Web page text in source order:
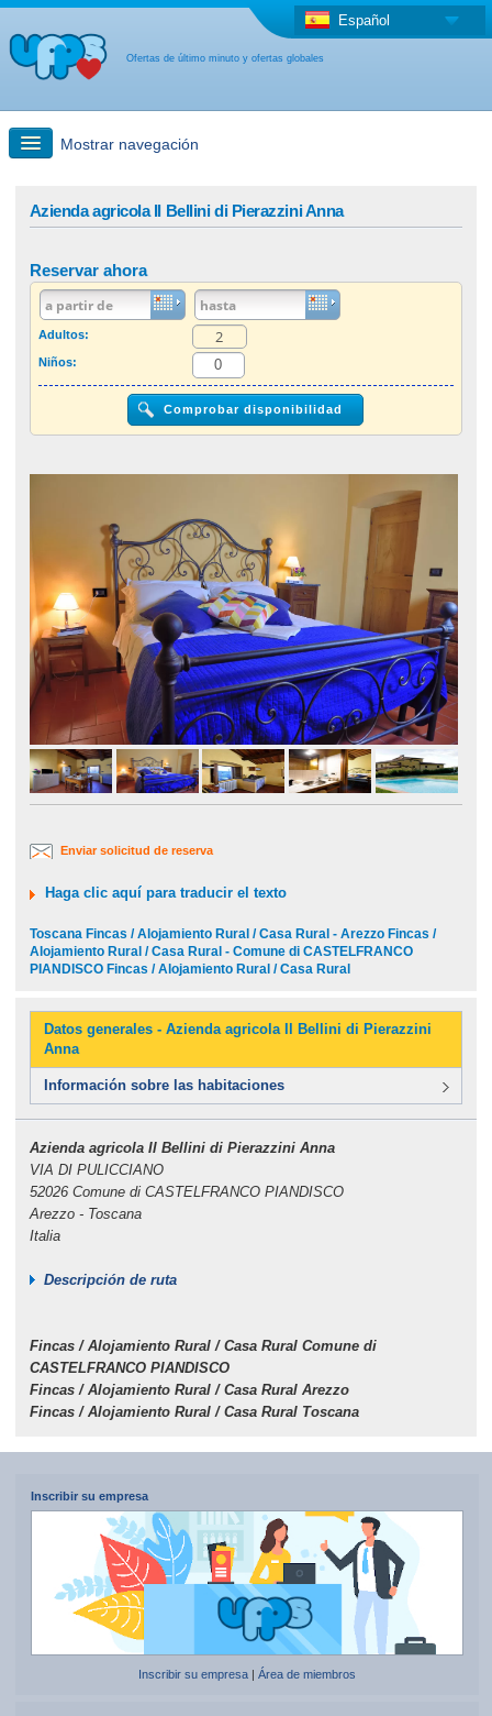
Ofertas de último minuto y ofertas globales
Español
Mostrar navegación
Oferta de última hora + Oferta global
otro país
Azienda agricola Il Bellini di Pierazzini Anna
Reservar ahora
Adultos:
Niños:
Enviar solicitud de reserva
Haga clic aquí para traducir el texto
Toscana Fincas / Alojamiento Rural / Casa Rural - Arezzo Fincas /
Alojamiento Rural / Casa Rural - Comune di CASTELFRANCO
PIANDISCO Fincas / Alojamiento Rural / Casa Rural
Datos generales - Azienda agricola Il Bellini di Pierazzini
Anna
Información sobre las habitaciones
Azienda agricola Il Bellini di Pierazzini Anna
VIA DI PULICCIANO
52026 Comune di CASTELFRANCO PIANDISCO
Arezzo - Toscana
Italia
Descripción de ruta
Fincas / Alojamiento Rural / Casa Rural Comune di
CASTELFRANCO PIANDISCO
Fincas / Alojamiento Rural / Casa Rural Arezzo
Fincas / Alojamiento Rural / Casa Rural Toscana
Inscribir su empresa
Inscribir su empresa| Área de miembros